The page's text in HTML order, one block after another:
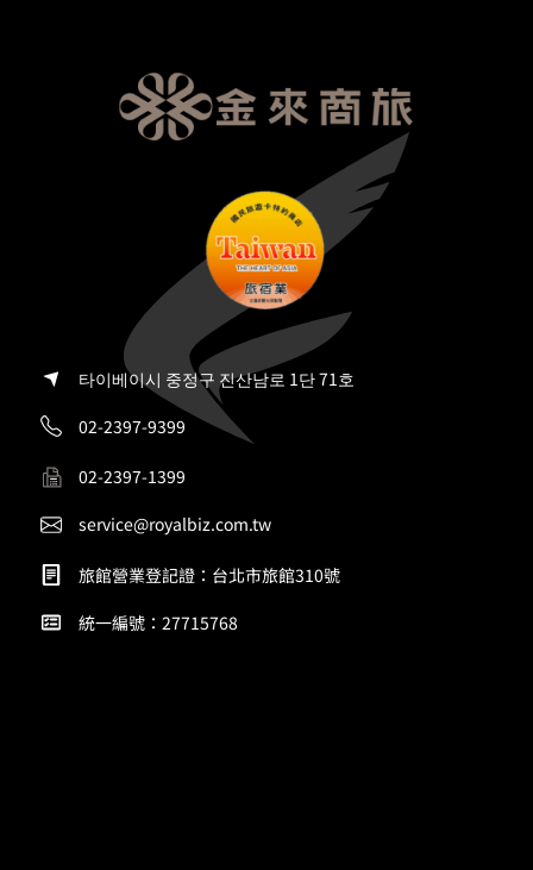
타이베이시 중정구 진산남로 1단 71호
02-2397-9399
02-2397-1399
service@royalbiz.com.tw
旅館營業登記證：台北市旅館310號
統一編號：27715768